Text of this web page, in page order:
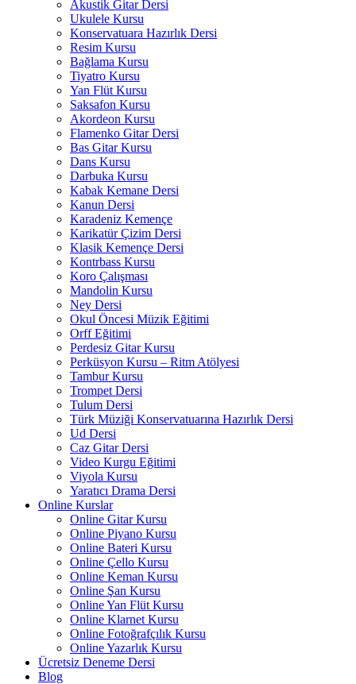
Akustik Gitar Dersi
Ukulele Kursu
Konservatuara Hazırlık Dersi
Resim Kursu
Bağlama Kursu
Tiyatro Kursu
Yan Flüt Kursu
Saksafon Kursu
Akordeon Kursu
Flamenko Gitar Dersi
Bas Gitar Kursu
Dans Kursu
Darbuka Kursu
Kabak Kemane Dersi
Kanun Dersi
Karadeniz Kemençe
Karikatür Çizim Dersi
Klasik Kemençe Dersi
Kontrbass Kursu
Koro Çalışması
Mandolin Kursu
Ney Dersi
Okul Öncesi Müzik Eğitimi
Orff Eğitimi
Perdesiz Gitar Kursu
Perküsyon Kursu – Ritm Atölyesi
Tambur Kursu
Trompet Dersi
Tulum Dersi
Türk Müziği Konservatuarına Hazırlık Dersi
Ud Dersi
Caz Gitar Dersi
Video Kurgu Eğitimi
Viyola Kursu
Yaratıcı Drama Dersi
Online Kurslar
Online Gitar Kursu
Online Piyano Kursu
Online Bateri Kursu
Online Çello Kursu
Online Keman Kursu
Online Şan Kursu
Online Yan Flüt Kursu
Online Klarnet Kursu
Online Fotoğrafçılık Kursu
Online Yazarlık Kursu
Ücretsiz Deneme Dersi
Blog